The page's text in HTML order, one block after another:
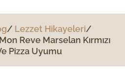
Lezzet Hikayeleri
Reve Marselan Kırmızı
Pizza Uyumu